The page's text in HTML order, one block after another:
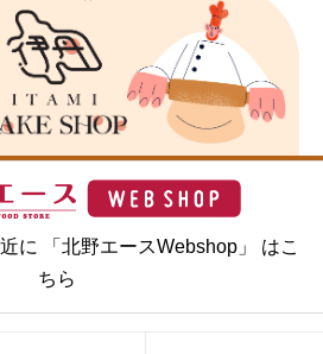
に 「北野エースWebshop」 はこ
ちら